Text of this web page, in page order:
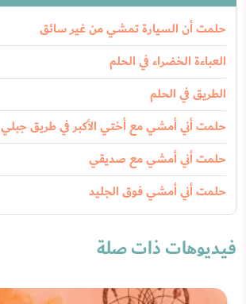
حلمت أن السيارة تمشي من غير سائق
العباءة الخضراء في الحلم
الطريق في الحلم
حلمت أني أمشي مع أختي الأكبر في طريق جبلي
حلمت أني أمشي مع صديقي
حلمت أني أمشي فوق الجليد
فيديوهات ذات صلة